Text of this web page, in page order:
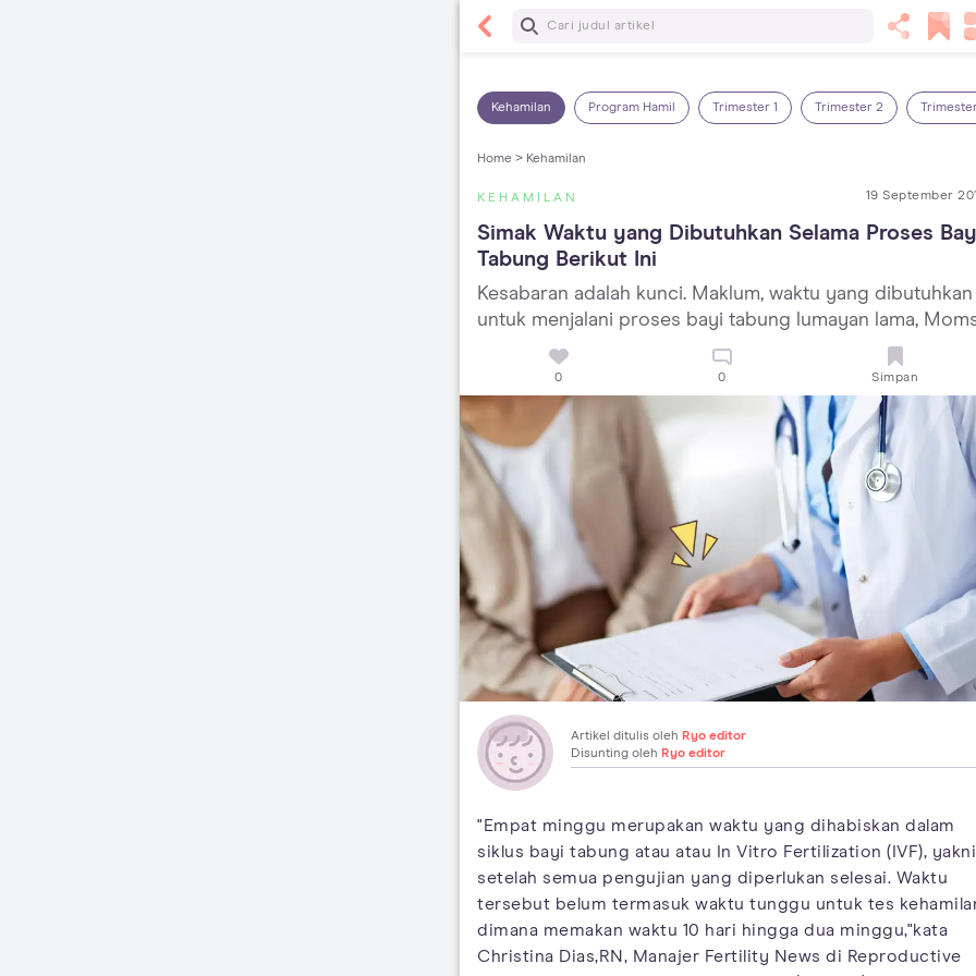
Baca Selanjutnya
Kehamilan Program Hamil Trimester 1 Trimester 2
Home > Kehamilan
KEHAMILAN 19 September
Simak Waktu yang Dibutuhkan Selama Proses
Tabung Berikut Ini
Kesabaran adalah kunci. Maklum, waktu yang dibutuhkan
untuk menjalani proses bayi tabung lumayan lama,
0 0 Simpan
Artikel ditulis oleh Ryo editor
Disunting oleh Ryo editor
"Empat minggu merupakan waktu yang dihabiskan dalam
siklus bayi tabung atau atau In Vitro Fertilization (IVF), yakni
setelah semua pengujian yang diperlukan selesai. Waktu
tersebut belum termasuk waktu tunggu untuk tes
dimana memakan waktu 10 hari hingga dua minggu,"kata
Christina Dias,RN, Manajer Fertility News di Reproductive